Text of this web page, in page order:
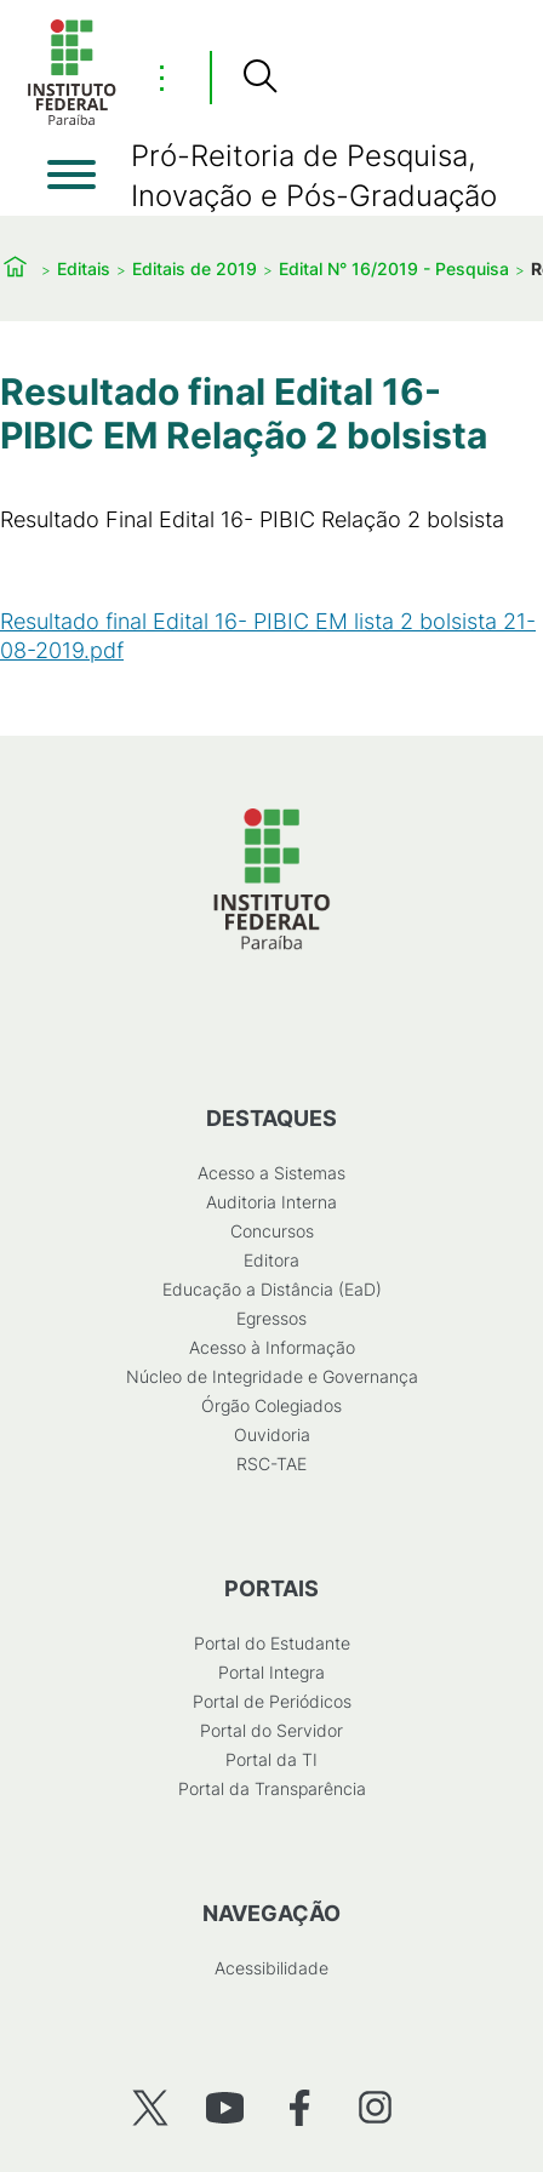
⋮
Pró-Reitoria de Pesquisa,
Inovação e Pós-Graduação
Editais Editais de 2019 Edital N° 16/2019 - Pesquisa
Resultado final Edital 16-
PIBIC EM Relação 2 bolsista
Resultado Final Edital 16- PIBIC Relação 2 bolsista
Resultado final Edital 16- PIBIC EM lista 2 bolsista 21-
08-2019.pdf
DESTAQUES
Acesso a Sistemas
Auditoria Interna
Concursos
Editora
Educação a Distância (EaD)
Egressos
Acesso à Informação
Núcleo de Integridade e Governança
Órgão Colegiados
Ouvidoria
RSC-TAE
PORTAIS
Portal do Estudante
Portal Integra
Portal de Periódicos
Portal do Servidor
Portal da TI
Portal da Transparência
NAVEGAÇÃO
Acessibilidade